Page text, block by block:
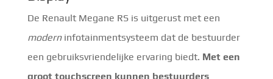
De Renault Megane RS is uitgerust met een
moderninfotainmentsysteem dat de bestuurder
een gebruiksvriendelijke ervaring biedt. Met een
groot touchscreen kunnen bestuurders